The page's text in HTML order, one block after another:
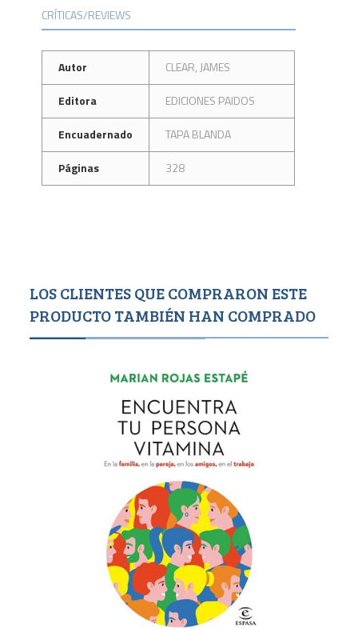
CRÍTICAS/REVIEWS
Autor
CLEAR, JAMES
Editora
EDICIONES PAIDOS
Encuadernado
TAPA BLANDA
Páginas
328
LOS CLIENTES QUE COMPRARON ESTE
PRODUCTO TAMBIÉN HAN COMPRADO